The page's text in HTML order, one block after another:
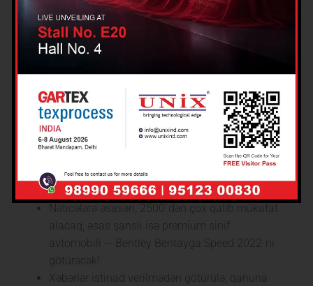
Dərəcədə Keyfiyyətli
Komandadır”
Futbolinfo. az-ın xəbərinə görə, futbolçu artıq
Azərbaycandadır. Bununla yanaşı, Yenicag. az
Analitik İnternet Qəzetdə müxtəlif sahələrdən bəhs
edən müsahibələr, təhlillər, reportajlar, müəllif
yazıları işıqlandırılır. İnternet qəzet siyasi və sosial
qrupların heç birinə qarşı ayrı-seçkilik etmir, tam
obyektiv və müstəqil olaraq, xəbər yayır.
Nəticələrə əsasən, 2500`dən çox qalib mükafat
alacaq, əsas şanslı isə premium sinif
avtomobili — Bentley Bentayga Speed ​​2022-ni
götürəcək!
Xəbərlər istinad verilmədən götürülə, qanuna